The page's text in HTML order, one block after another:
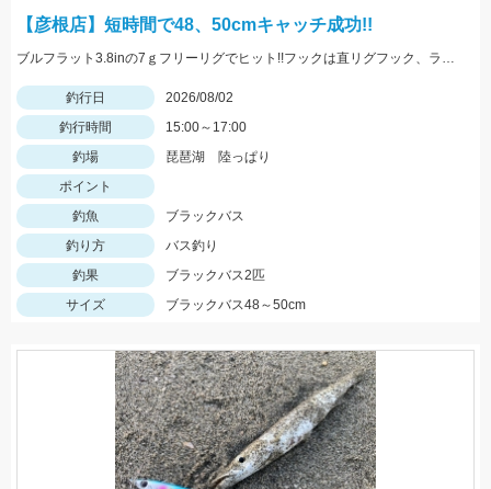
【彦根店】短時間で48、50cmキャッチ成功!!
ブルフラット3.8inの7ｇフリーリグでヒット!!フックは直リグフック、ラインはツリノフロロがオススメです!!カバー撃ちが熱い時期になってきましたよ♪
釣行日
2026/08/02
釣行時間
15:00～17:00
釣場
琵琶湖 陸っぱり
ポイント
釣魚
ブラックバス
釣り方
バス釣り
釣果
ブラックバス2匹
サイズ
ブラックバス48～50cm